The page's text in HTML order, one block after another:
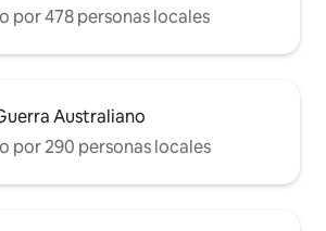
por 478 personas locales
Australiano
por 290 personas locales